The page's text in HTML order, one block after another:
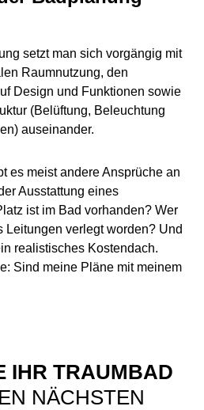
setzt man sich vorgängig mit
Raumnutzung, den
Design und Funktionen sowie
(Belüftung, Beleuchtung
auseinander.
es meist andere Ansprüche an
Ausstattung eines
ist im Bad vorhanden? Wer
Leitungen verlegt worden? Und
realistisches Kostendach.
Sind meine Pläne mit meinem
IHR TRAUMBAD
NÄCHSTEN